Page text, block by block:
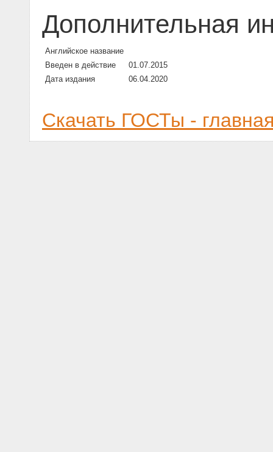
Дополнительная
Английское название
Введен в действие
01.07.2015
Дата издания
06.04.2020
Скачать ГОСТы -